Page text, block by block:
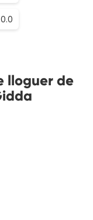
0.0
lloguer de